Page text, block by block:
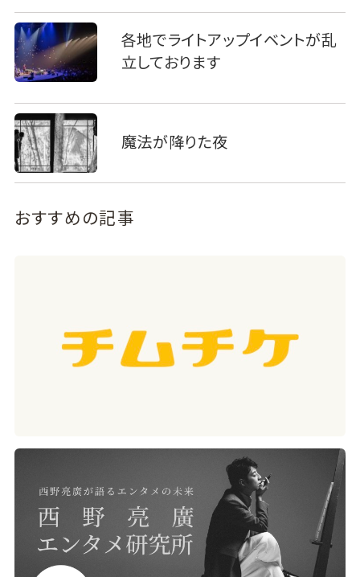
各地でライトアップイベントが乱
立しております
魔法が降りた夜
おすすめの記事